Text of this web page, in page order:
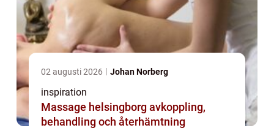
02 augusti 2026 Johan Norberg
inspiration
Massage helsingborg avkoppling,
behandling och återhämtning